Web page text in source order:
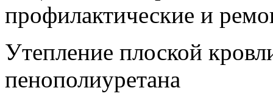
профилактические и
Утепление плоской
пенополиуретана